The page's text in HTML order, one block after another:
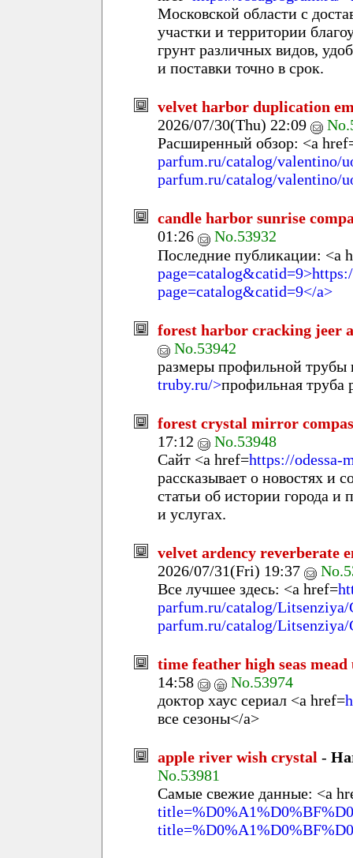
Московской области с
участки и территории
грунт различных видов,
и поставки точно в срок.
velvet harbor duplication
2026/07/30(Thu) 22:09
Расширенный обзор: <a
parfum.ru/catalog/valentino/
parfum.ru/catalog/valentino/
candle harbor sunrise
01:26
No.53932
Последние публикации: <a
page=catalog&catid=9</a>
forest harbor cracking jeer
No.53942
размеры профильной
truby.ru/>профильная
forest crystal mirror
17:12
No.53948
Сайт <a href=https://odessa-
рассказывает о новостях и
статьи об истории города
и услугах.
velvet ardency reverberate
2026/07/31(Fri) 19:37
Все лучшее здесь: <a href=
parfum.ru/catalog/
parfum.ru/catalog/
time feather high seas mead
14:58
No.53974
доктор хаус сериал <a href=
все сезоны</a>
apple river wish crystal -
No.53981
Самые свежие данные: <a